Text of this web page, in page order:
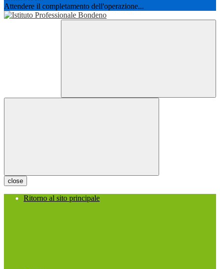
Attendere il completamento dell'operazione...
close
Ritorno al sito principale